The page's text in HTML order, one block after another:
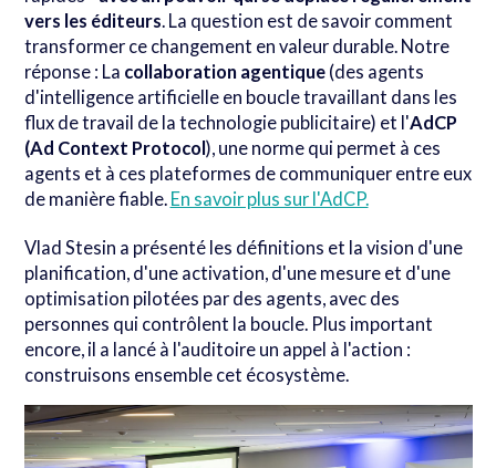
vers les éditeurs. La question est de savoir comment
transformer ce changement en valeur durable. Notre
réponse : La collaboration agentique(des agents
d'intelligence artificielle en boucle travaillant dans les
flux de travail de la technologie publicitaire) et l'AdCP
(Ad Context Protocol), une norme qui permet à ces
agents et à ces plateformes de communiquer entre eux
de manière fiable. En savoir plus sur l'AdCP.
Vlad Stesin a présenté les définitions et la vision d'une
planification, d'une activation, d'une mesure et d'une
optimisation pilotées par des agents, avec des
personnes qui contrôlent la boucle. Plus important
encore, il a lancé à l'auditoire un appel à l'action :
construisons ensemble cet écosystème.